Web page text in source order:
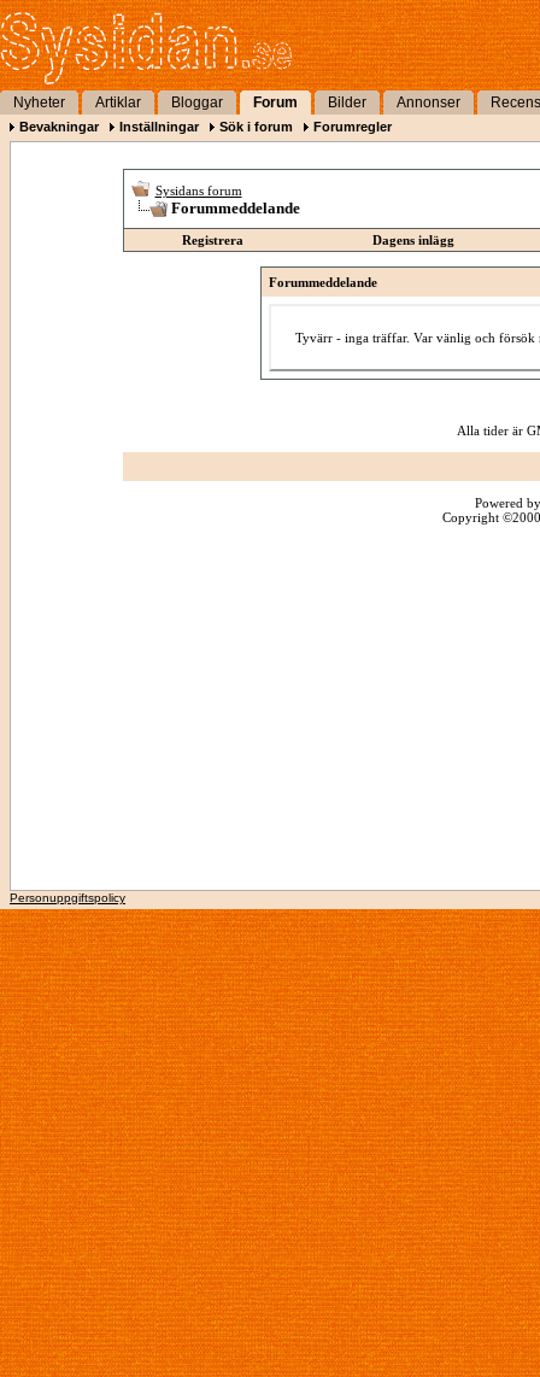
Nyheter Artiklar Bloggar Forum Bilder Annonser
Bevakningar Inställningar Sök i forum Forumregler
Sysidans forum
Forummeddelande
Registrera Dagens inlägg
Forummeddelande
Tyvärr - inga träffar. Var vänlig och försök
Alla tider är
Powered
Copyright
Personuppgiftspolicy